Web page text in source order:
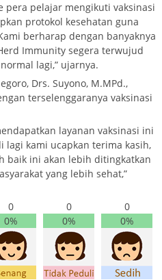
pera pelajar mengikuti vaksinasi
protokol kesehatan guna
berharap dengan banyaknya
Immunity segera terwujud
lagi,” ujarnya.
Drs. Suyono, M.MPd.,
terselenggaranya vaksinasi
layanan vaksinasi ini
lagi kami ucapkan terima kasih,
baik ini akan lebih ditingkatkan
yang lebih sehat,”
0
0%
0
0%
0
0%